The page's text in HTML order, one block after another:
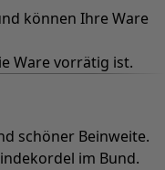
können Ihre Ware
Ware vorrätig ist.
schöner Beinweite.
im Bund.